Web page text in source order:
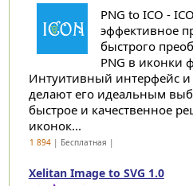
PNG to ICO -
эффективное
быстрого
PNG в иконки
Интуитивный интерфейс
делают его идеальным
быстрое и качественное
иконок...
1 894| Бесплатная |
Xelitan Image to SVG 1.0